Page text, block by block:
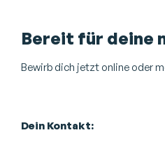
Bereit für deine
Bewirb dich jetzt online oder
Dein Kontakt: